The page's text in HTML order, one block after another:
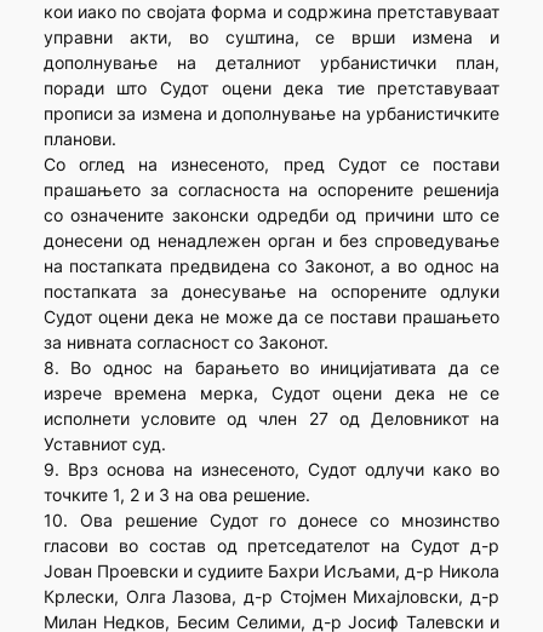
кои иако по својата форма и содржина претставуваат
управни акти, во суштина, се врши измена и
дополнување на деталниот урбанистички план,
поради што Судот оцени дека тие претставуваат
прописи за измена и дополнување на урбанистичките
планови.
Со оглед на изнесеното, пред Судот се постави
прашањето за согласноста на оспорените решенија
со означените законски одредби од причини што се
донесени од ненадлежен орган и без спроведување
на постапката предвидена со Законот, а во однос на
постапката за донесување на оспорените одлуки
Судот оцени дека не може да се постави прашањето
за нивната согласност со Законот.
8. Во однос на барањето во иницијативата да се
изрече времена мерка, Судот оцени дека не се
исполнети условите од член 27 од Деловникот на
Уставниот суд.
9. Врз основа на изнесеното, Судот одлучи како во
точките 1, 2 и 3 на ова решение.
10. Ова решение Судот го донесе со мнозинство
гласови во состав од претседателот на Судот д-р
Јован Проевски и судиите Бахри Исљами, д-р Никола
Крлески, Олга Лазова, д-р Стојмен Михајловски, д-р
Милан Недков, Бесим Селими, д-р Јосиф Талевски и